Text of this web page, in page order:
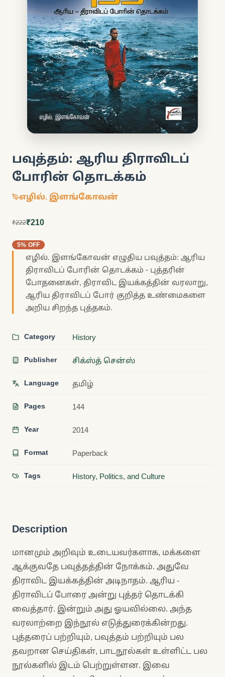
பவுத்தம்: ஆரிய திராவிடப்
போரின் தொடக்கம்
எழில். இளங்கோவன்
₹222₹210
5% OFF
எழில். இளங்கோவன் எழுதிய பவுத்தம்: ஆரிய
திராவிடப் போரின் தொடக்கம் - புத்தரின்
போதனைகள், திராவிட இயக்கத்தின் வரலாறு,
ஆரிய திராவிடப் போர் குறித்த உண்மைகளை
அறிய சிறந்த புத்தகம்.
Category History
Publisher சிக்ஸ்த் சென்ஸ்
Language தமிழ்
Pages 144
Year 2014
Format Paperback
Tags History, Politics, and Culture
Description
மானமும் அறிவும் உடையவர்களாக, மக்களை
ஆக்குவதே பவுத்தத்தின் நோக்கம். அதுவே
திராவிட இயக்கத்தின் அடிநாதம். ஆரிய -
திராவிடப் போரை அன்று புத்தர் தொடக்கி
வைத்தார். இன்றும் அது ஓயவில்லை. அந்த
வரலாற்றை இந்நூல் எடுத்துரைக்கின்றது.
புத்தரைப் பற்றியும், பவுத்தம் பற்றியும் பல
தவறான செய்திகள், பாடநூல்கள் உள்ளிட்ட பல
நூல்களில் இடம் பெற்றுள்ளன. இவை